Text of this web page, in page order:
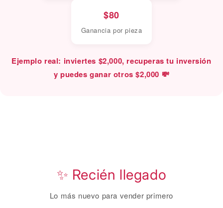
$80
Ganancia por pieza
Ejemplo real: inviertes $2,000, recuperas tu inversión
y puedes ganar otros $2,000 💸
✨ Recién llegado
Lo más nuevo para vender primero